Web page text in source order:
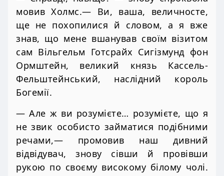
мовив Холмс.— Ви, ваша, величносте,
ще не похопилися й словом, а я вже
знав, що мене вшанував своїм візитом
сам Вільгельм Готсрайх Сигізмунд фон
Ормштейн, великий князь Кассель-
Фельштейнський, наслідний король
Богемії.
— Але ж ви розумієте… розумієте, що я
не звик особисто займатися подібними
речами,— промовив наш дивний
відвідувач, знову сівши й провівши
рукою по своєму високому білому чолі.